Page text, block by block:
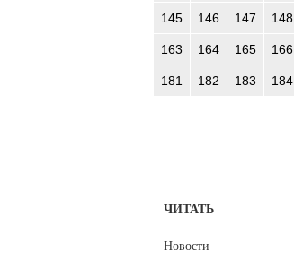
145 146 147 148
163 164 165 166
181 182 183 184
ЧИТАТЬ
Новости